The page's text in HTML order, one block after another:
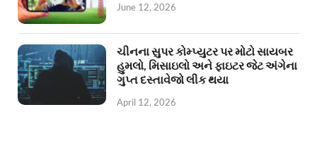
June 12, 2026
ચીનના સુપર કોમ્પ્યુટર પર મોટો સાયબર
હુમલો, મિસાઇલો અને ફાઇટર જેટ અંગેના
ગુપ્ત દસ્તાવેજો લીક થયા
April 12, 2026